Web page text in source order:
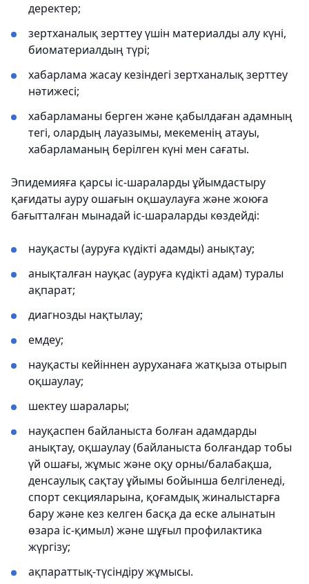
деректер;
зертханалық зерттеу үшін материалды алу күні,
биоматериалдың түрі;
хабарлама жасау кезіндегі зертханалық зерттеу
нәтижесі;
хабарламаны берген және қабылдаған адамның
тегі, олардың лауазымы, мекеменің атауы,
хабарламаның берілген күні мен сағаты.
Эпидемияға қарсы іс-шараларды ұйымдастыру
қағидаты ауру ошағын оқшаулауға және жоюға
бағытталған мынадай іс-шараларды көздейді:
науқасты (ауруға күдікті адамды) анықтау;
анықталған науқас (ауруға күдікті адам) туралы
ақпарат;
диагнозды нақтылау;
емдеу;
науқасты кейіннен ауруханаға жатқыза отырып
оқшаулау;
шектеу шаралары;
науқаспен байланыста болған адамдарды
анықтау, оқшаулау (байланыста болғандар тобы
үй ошағы, жұмыс және оқу орны/балабақша,
денсаулық сақтау ұйымы бойынша белгіленеді,
спорт секцияларына, қоғамдық жиналыстарға
бару және кез келген басқа да еске алынатын
өзара іс-қимыл) және шұғыл профилактика
жүргізу;
ақпараттық-түсіндіру жұмысы.